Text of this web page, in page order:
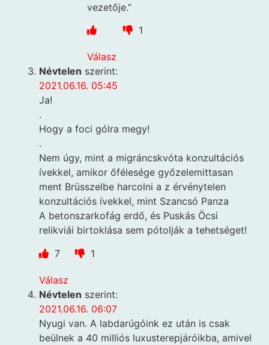
vezetője.”
1
Válasz
Névtelen szerint:
2021.06.16. 05:45
Ja!
.
Hogy a foci gólra megy!
.
Nem úgy, mint a migráncskvóta konzultációs
ívekkel, amikor őfélesége győzelemittasan
ment Brüsszelbe harcolni a z érvénytelen
konzultációs ívekkel, mint Szancsó Panza
A betonszarkofág erdő, és Puskás Öcsi
relikviái birtoklása sem pótolják a tehetséget!
7
1
Válasz
Névtelen szerint:
2021.06.16. 06:07
Nyugi van. A labdarúgóink ez után is csak
beülnek a 40 milliós luxusterepjáróikba, amivel